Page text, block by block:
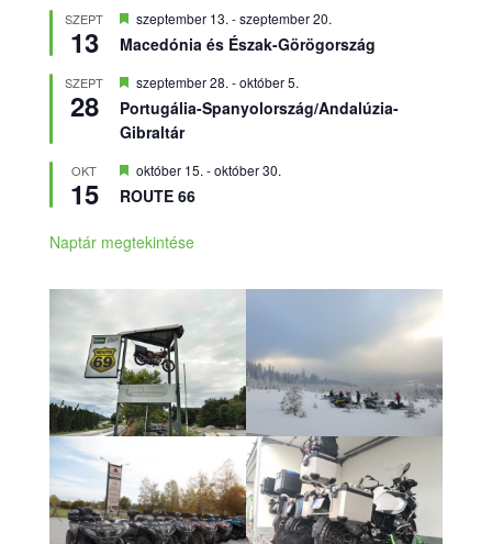
SZEPT
13
Kiemelt
szeptember 13. -szeptember 20.
Macedónia és Észak-Görögország
SZEPT
28
Kiemelt
szeptember 28. -október 5.
Portugália-Spanyolország/Andalúzia-
Gibraltár
OKT
15
Kiemelt
október 15. -október 30.
ROUTE 66
Naptár megtekintése